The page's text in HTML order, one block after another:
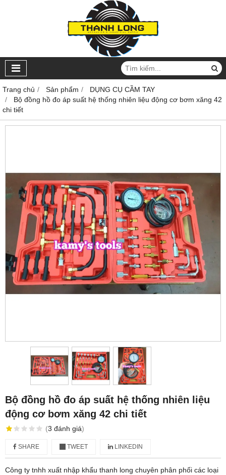
Trang chủ Sản phẩm
DỤNG CỤ CẦM TAY
Bộ đồng hồ đo áp suất hệ thống nhiên liệu động cơ bơm xăng 42
chi tiết
Bộ đồng hồ đo áp suất hệ thống nhiên liệu
động cơ bơm xăng 42 chi tiết
(3 đánh giá)
SHARE TWEET LINKEDIN
Công ty tnhh xuất nhập khẩu thanh long chuyên phân phối các loại